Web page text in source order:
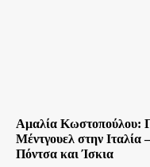
Αμαλία Κωστοπούλου:
Μέντγουελ στην
Πόντσα και Ίσκια